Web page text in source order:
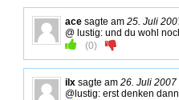
ace sagte am 25. Juli
@ lustig: und du wohl
(0)
ilx sagte am 26. Juli 2007
@lustig: erst denken